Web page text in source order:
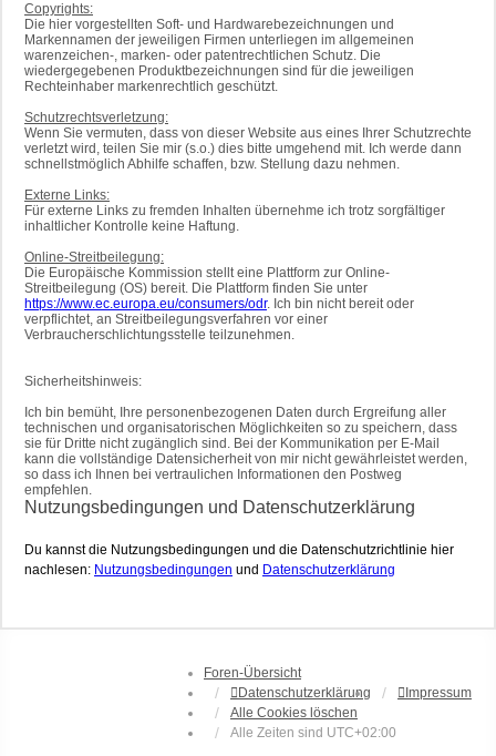
Copyrights:
Die hier vorgestellten Soft- und Hardwarebezeichnungen und
Markennamen der jeweiligen Firmen unterliegen im allgemeinen
warenzeichen-, marken- oder patentrechtlichen Schutz. Die
wiedergegebenen Produktbezeichnungen sind für die jeweiligen
Rechteinhaber markenrechtlich geschützt.
Schutzrechtsverletzung:
Wenn Sie vermuten, dass von dieser Website aus eines Ihrer Schutzrechte
verletzt wird, teilen Sie mir (s.o.) dies bitte umgehend mit. Ich werde dann
schnellstmöglich Abhilfe schaffen, bzw. Stellung dazu nehmen.
Externe Links:
Für externe Links zu fremden Inhalten übernehme ich trotz sorgfältiger
inhaltlicher Kontrolle keine Haftung.
Online-Streitbeilegung:
Die Europäische Kommission stellt eine Plattform zur Online-
Streitbeilegung (OS) bereit. Die Plattform finden Sie unter
https://www.ec.europa.eu/consumers/odr. Ich bin nicht bereit oder
verpflichtet, an Streitbeilegungsverfahren vor einer
Verbraucherschlichtungsstelle teilzunehmen.
Sicherheitshinweis:
Ich bin bemüht, Ihre personenbezogenen Daten durch Ergreifung aller
technischen und organisatorischen Möglichkeiten so zu speichern, dass
sie für Dritte nicht zugänglich sind. Bei der Kommunikation per E-Mail
kann die vollständige Datensicherheit von mir nicht gewährleistet werden,
so dass ich Ihnen bei vertraulichen Informationen den Postweg
empfehlen.
Nutzungsbedingungen und Datenschutzerklärung
Du kannst die Nutzungsbedingungen und die Datenschutzrichtlinie hier
nachlesen: Nutzungsbedingungen und Datenschutzerklärung
Foren-Übersicht
Datenschutzerklärung
Impressum
Alle Cookies löschen
Alle Zeiten sind UTC+02:00